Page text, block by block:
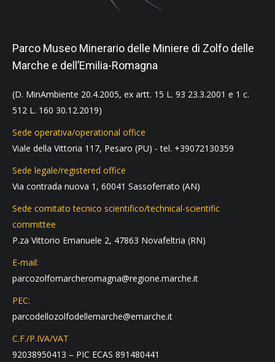
Parco Museo Minerario delle Miniere di Zolfo delle
Marche e dell’Emilia-Romagna
(D. MinAmbiente 20.4.2005, ex artt. 15 L. 93 23.3.2001 e 1 c.
512 L. 160 30.12.2019)
Sede operativa/operational office
Viale della Vittoria 117, Pesaro (PU) - tel. +39072130359
Sede legale/registered office
Via contrada nuova 1, 60041 Sassoferrato (AN)
Sede comitato tecnico scientifico/technical-scientific
committee
P.za Vittorio Emanuele 2, 47863 Novafeltria (RN)
E-mail:
parcozolfomarcheromagna@regione.marche.it
PEC:
parcodellozolfodellemarche@emarche.it
C.F./P.IVA/VAT
92038950413 – PIC ECAS 891480441